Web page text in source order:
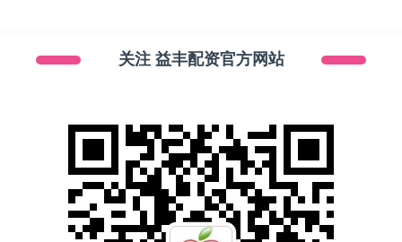
关注 益丰配资官方网站